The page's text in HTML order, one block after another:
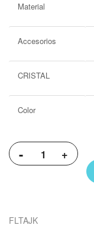
Material
Accesorios
CRISTAL
Color
- +
FLTAJK